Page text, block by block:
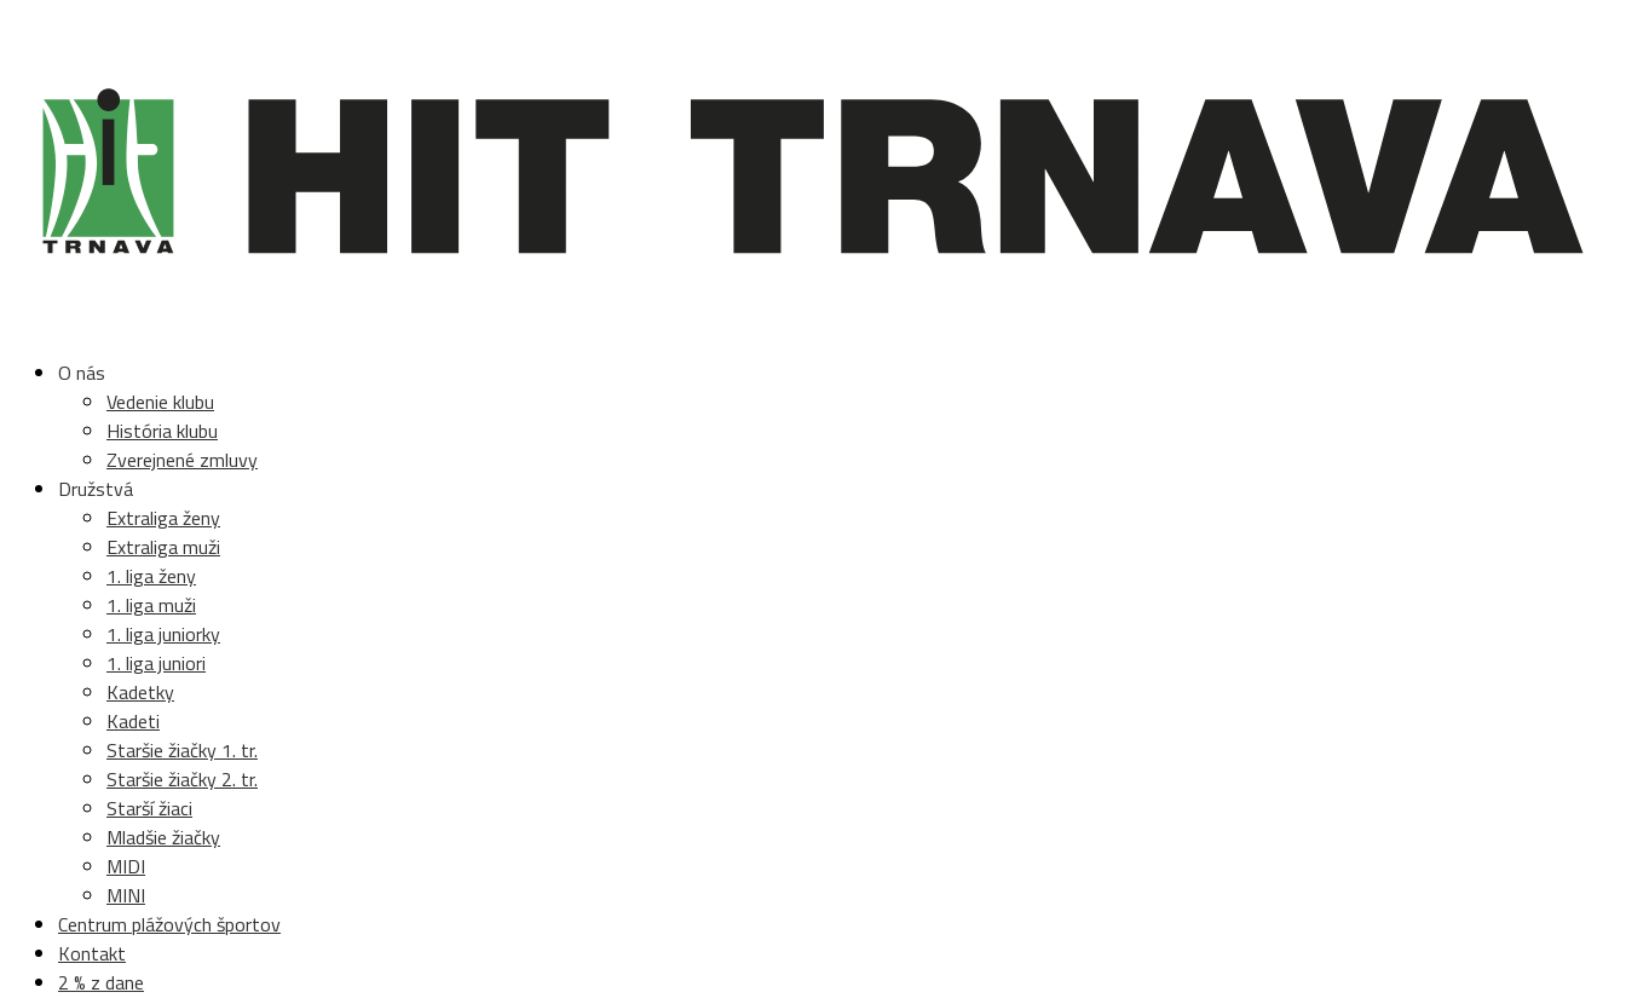
O nás
Vedenie klubu
História klubu
Zverejnené zmluvy
Družstvá
Extraliga ženy
Extraliga muži
1. liga ženy
1. liga muži
1. liga juniorky
1. liga juniori
Kadetky
Kadeti
Staršie žiačky 1. tr.
Staršie žiačky 2. tr.
Starší žiaci
Mladšie žiačky
MIDI
MINI
Centrum plážových športov
Kontakt
2 % z dane